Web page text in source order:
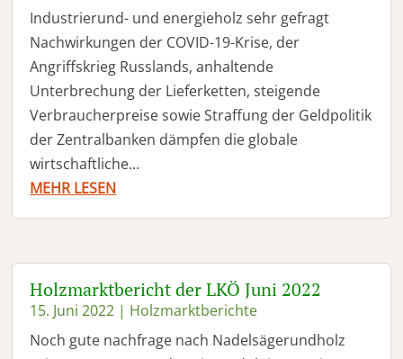
Industrierund- und energieholz sehr gefragt
Nachwirkungen der COVID-19-Krise, der
Angriffskrieg Russlands, anhaltende
Unterbrechung der Lieferketten, steigende
Verbraucherpreise sowie Straffung der Geldpolitik
der Zentralbanken dämpfen die globale
wirtschaftliche...
MEHR LESEN
Holzmarktbericht der LKÖ Juni 2022
15. Juni 2022 | Holzmarktberichte
Noch gute nachfrage nach Nadelsägerundholz